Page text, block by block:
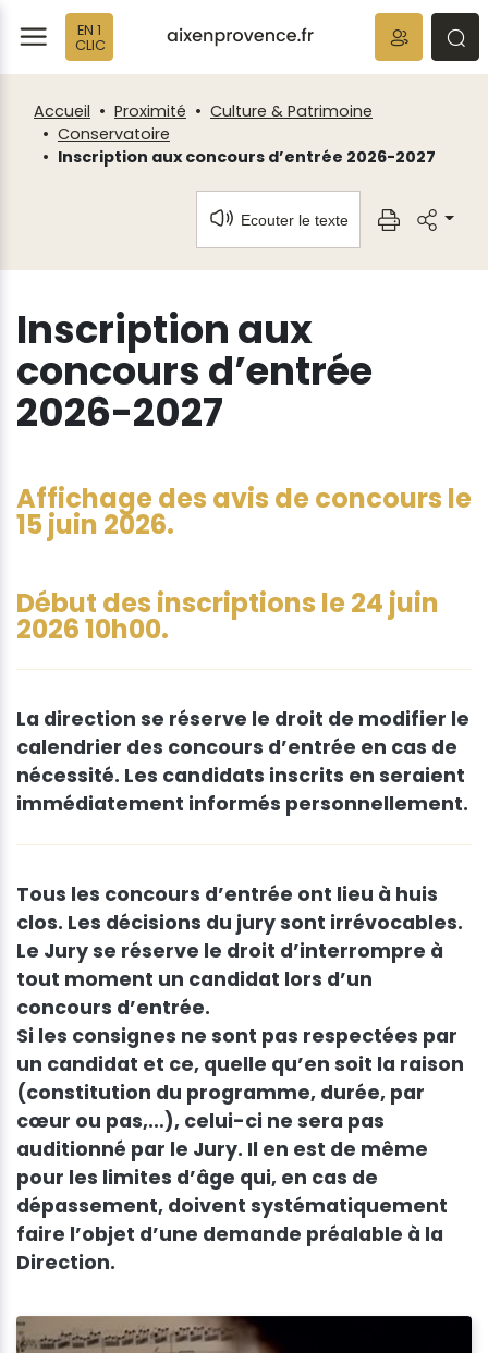
EN 1
CLIC
Accueil Proximité
Culture & Patrimoine
Conservatoire
Inscription aux concours d’entrée 2026-2027
Ecouter le texte
Inscription aux
concours d’entrée
2026-2027
Affichage des avis de concours le
15 juin 2026.
Début des inscriptions le 24 juin
2026 10h00.
La direction se réserve le droit de modifier le
calendrier des concours d’entrée en cas de
nécessité. Les candidats inscrits en seraient
immédiatement informés personnellement.
Tous les concours d’entrée ont lieu à huis
clos. Les décisions du jury sont irrévocables.
Le Jury se réserve le droit d’interrompre à
tout moment un candidat lors d’un
concours d’entrée.
Si les consignes ne sont pas respectées par
un candidat et ce, quelle qu’en soit la raison
(constitution du programme, durée, par
cœur ou pas,…), celui-ci ne sera pas
auditionné par le Jury. Il en est de même
pour les limites d’âge qui, en cas de
dépassement, doivent systématiquement
faire l’objet d’une demande préalable à la
Direction.
Fenêtre
de
chat
Panneau de gestion des cookies